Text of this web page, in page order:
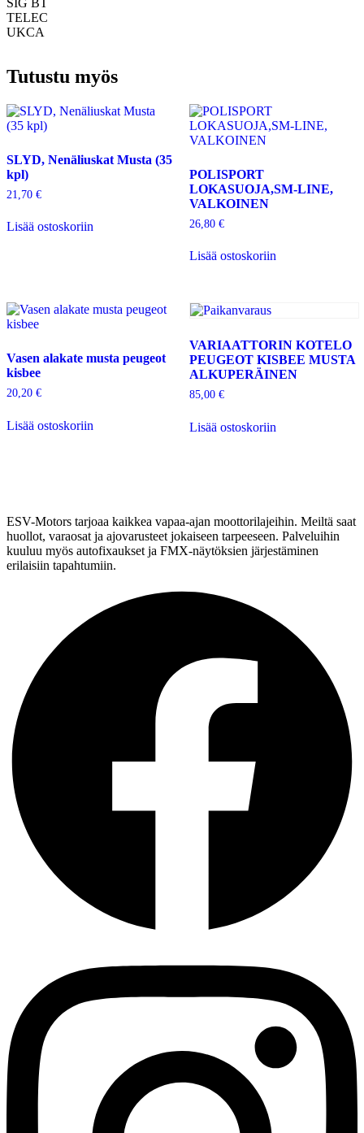
TELEC
UKCA
Tutustu myös
SLYD, Nenäliuskat Musta (35
kpl)
21,70 €
Lisää ostoskoriin
POLISPORT
LOKASUOJA,SM-LINE,
VALKOINEN
26,80 €
Lisää ostoskoriin
Vasen alakate musta peugeot
kisbee
20,20 €
Lisää ostoskoriin
VARIAATTORIN KOTELO
PEUGEOT KISBEE MUSTA
ALKUPERÄINEN
85,00 €
Lisää ostoskoriin
ESV-Motors tarjoaa kaikkea vapaa-ajan moottorilajeihin. Meiltä saat
huollot, varaosat ja ajovarusteet jokaiseen tarpeeseen. Palveluihin
kuuluu myös autofixaukset ja FMX-näytöksien järjestäminen
erilaisiin tapahtumiin.